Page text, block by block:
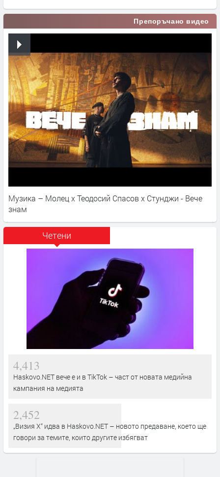
Препоръчано видео
Музика – Молец x Теодосий Спасов х Стунджи - Вече
знам
Четени
4,413
Haskovo.NET вече е и в TikTok – част от новата медийна
кампания на медията
2,452
„Визия Х“ идва в Haskovo.NET – новото предаване, което ще
говори за темите, които другите избягват